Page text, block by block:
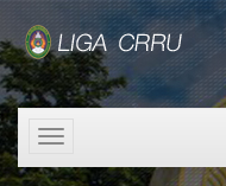
Toggle
navigation